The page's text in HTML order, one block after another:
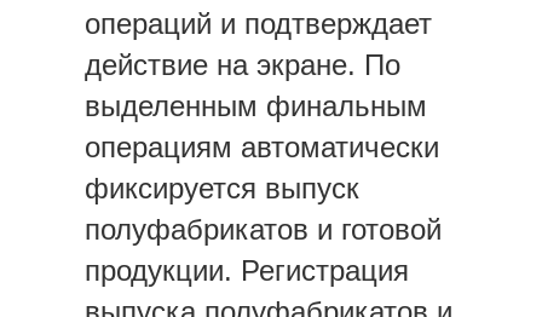
операций и подтверждает
действие на экране. По
выделенным финальным
операциям автоматически
фиксируется выпуск
полуфабрикатов и готовой
продукции. Регистрация